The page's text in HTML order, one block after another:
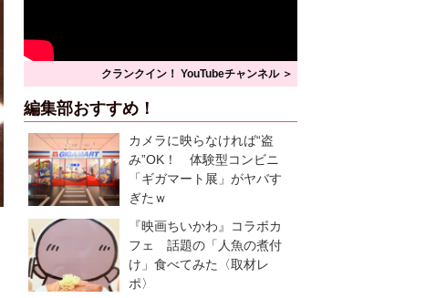
クランクイン！ YouTubeチャンネル ＞
編集部おすすめ！
カメラに映らなければ“盗
み”OK！ 体験型コンビニ
「ギガマート展」がヤバす
ぎたｗ
『映画ちいかわ』コラボカ
フェ 話題の「人魚の煮付
け」食べてみた〈取材レ
ポ〉